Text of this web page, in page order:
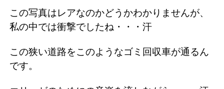
この写真はレアなのかどうかわかりませんが、
私の中では衝撃でしたね・・・汗
この狭い道路をこのようなゴミ回収車が通るん
です。